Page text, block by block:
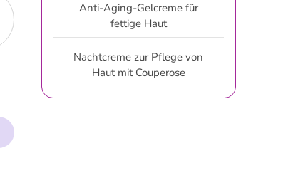
Anti-Aging-Gelcreme für
fettige Haut
Nachtcreme zur Pflege von
Haut mit Couperose